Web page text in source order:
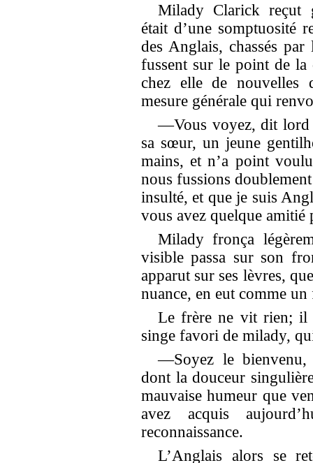
Milady Clarick reçut
était d’une somptuosité
des Anglais, chassés
fussent sur le point de
chez elle de nouvelles
mesure générale qui
—Vous voyez, dit lord
sa sœur, un jeune
mains, et n’a point
nous fussions
insulté, et que je suis
vous avez quelque amitié
Milady fronça
visible passa sur son
apparut sur ses lèvres,
nuance, en eut comme
Le frère ne vit rien; il
singe favori de milady,
—Soyez le
dont la douceur
mauvaise humeur que
avez acquis
reconnaissance.
L’Anglais alors se